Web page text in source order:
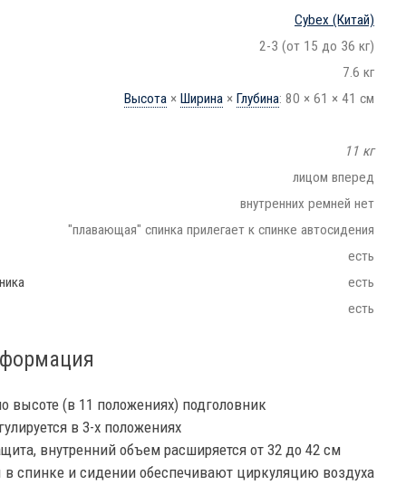
Cybex (Китай)
2-3 (от 15 до 36 кг)
7.6 кг
Высота × Ширина × Глубина: 80 × 61 × 41 см
11 кг
лицом вперед
внутренних ремней нет
"плавающая" спинка прилегает к спинке автосидения
есть
есть
есть
высоте (в 11 положениях) подголовник
в 3-х положениях
внутренний объем расширяется от 32 до 42 см
спинке и сидении обеспечивают циркуляцию воздуха